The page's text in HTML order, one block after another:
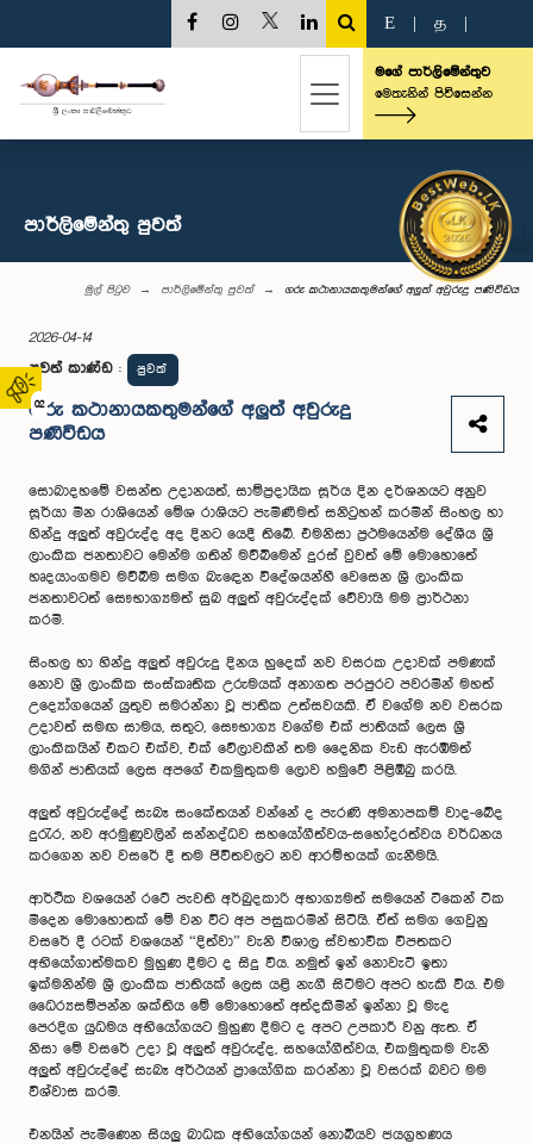
02
E த
මගේ පාර්ලිමේන්තුව
මෙතැනින් පිවිසෙන්න
පාර්ලි‌මේන්තු පුවත්
මුල් පිටුව පාර්ලි‌මේන්තු පුවත් ගරු කථානායකතුමන්ගේ අලුත් අවුරුදු පණිවිඩය
2026-04-14
පුවත් කාණ්ඩ : පුවත්
ගරු කථානායකතුමන්ගේ අලුත් අවුරුදු
පණිවිඩය
සොබාදහමේ වසන්ත උදානයත්, සාම්ප්‍රදායික සූර්ය දින දර්ශනයට අනුව
සූර්යා මීන රාශියෙන් මේශ රාශියට පැමිණීමත් සනිටුහන් කරමින් සිංහල හා
හින්දු අලුත් අවුරුද්ද අද දිනට යෙදී තිබේ. එමනිසා ප්‍රථමයෙන්ම දේශීය ශ්‍රී
ලාංකික ජනතාවට මෙන්ම ගතින් මව්බිමෙන් දුරස් වුවත් මේ මොහොතේ
හෘදයාංගමව මව්බිම සමග බැ‍ඳෙන විදේශයන්හී වෙසෙන ශ්‍රී ලාංකික
ජනතාවටත් සෞභාග්‍යමත් සුබ අලුත් අවුරුද්දක් වේවායි මම ප්‍රාර්ථනා
කරමි.
සිංහල හා හින්දු අලුත් අවුරුදු දිනය හුදෙක් නව වසරක උදාවක් පමණක්
නොව ශ්‍රී ලාංකික සංස්කෘතික උරුමයක් අනාගත පරපුරට පවරමින් මහත්
උද්‍යෝගයෙන් යුතුව සමරන්නා වූ ජාතික උත්සවයකි. ඒ වගේම නව වසරක
උදාවත් සමඟ සාමය, සතුට, සෞභාග්‍ය වගේම එක් ජාතියක් ලෙස ශ්‍රී
ලාංකිකයින් එකට එක්ව, එක් වේලාවකින් තම දෛනික වැඩ ඇරඹීමත්
මගින් ජාතියක් ලෙස අපගේ එකමුතුකම ලොව හමුවේ පිළිඹිබු කරයි.
අලුත් අවුරුද්දේ සැබෑ සංකේතයන් වන්නේ ද පැරණි අමනාපකම් වාද-බේද
දුරැර, නව අරමුණුවලින් සන්නද්ධව සහයෝගීත්වය-සහෝදරත්වය වර්ධනය
කරගෙන නව වසරේ දී තම ජිවිතවලට නව ආරම්භයක් ගැනීමයි.
ආර්ථීක වශයෙන් රටේ පැවති අර්බුදකාරි අභාග්‍යමත් සමයෙන් ටිකෙන් ටික
මිදෙන මොහොතක් මේ වන විට අප පසුකරමින් සිටියි. ඒත් සමග ගෙවුනු
වසරේ දී රටක් වශයෙන් “දිත්වා” වැනි විශාල ස්වභාවික විපතකට
අභියෝගාත්මකව මුහුණ දීමට ද සිදු විය. නමුත් ඉන් නොවැටී ඉතා
ඉක්මනින්ම ශ්‍රී ලාංකික ජාතියක් ලෙස යළි නැගී සිටීමට අපට හැකි විය. එම
ධෛර්‍යසම්පන්න ශක්තිය මේ මොහොතේ අත්දකිමින් ඉන්නා වූ මැද
පෙරදිග යුධමය අභියෝගයට මුහුණ දීමට ද අපට උපකාරී වනු ඇත. ඒ
නිසා මේ වසරේ උදා වූ අලුත් අවුරුද්ද, සහයෝගීත්වය, එකමුතුකම වැනි
අලුත් අවුරුද්දේ සැබෑ අර්ථයන් ප්‍රායෝගික කරන්නා වූ වසරක් බවට මම
විශ්වාස කරමි.
එනයින් පැමිණෙන සියලු බාධක අභියෝගයන් නොබියව ජයග්‍රහණය